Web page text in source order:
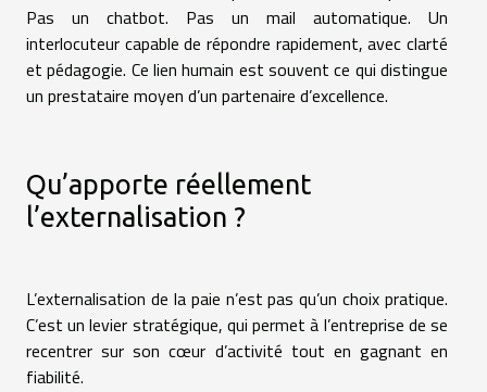
Pas un chatbot. Pas un mail automatique. Un
interlocuteur capable de répondre rapidement, avec clarté
et pédagogie. Ce lien humain est souvent ce qui distingue
un prestataire moyen d’un partenaire d’excellence.
Qu’apporte réellement
l’externalisation ?
L’externalisation de la paie n’est pas qu’un choix pratique.
C’est un levier stratégique, qui permet à l’entreprise de se
recentrer sur son cœur d’activité tout en gagnant en
fiabilité.